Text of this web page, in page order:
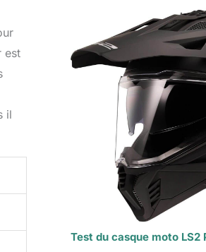
est
il
Test du casque moto LS2